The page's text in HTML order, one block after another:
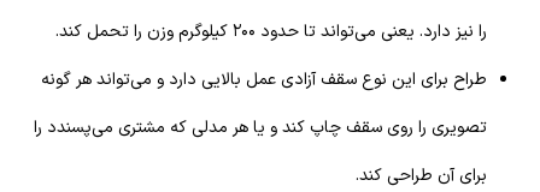
را نیز دارد. یعنی می‌تواند تا حدود ۲۰۰ کیلوگرم وزن را تحمل کند.
طراح برای این نوع سقف آزادی عمل بالایی دارد و می‌تواند هر گونه
تصویری را روی سقف چاپ کند و یا هر مدلی که مشتری می‌پسندد را
برای آن طراحی کند.